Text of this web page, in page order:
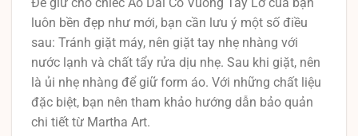
luôn bền đẹp như mới, bạn cần lưu ý một số điều
sau: Tránh giặt máy, nên giặt tay nhẹ nhàng với
nước lạnh và chất tẩy rửa dịu nhẹ. Sau khi giặt, nên
là ủi nhẹ nhàng để giữ form áo. Với những chất liệu
đặc biệt, bạn nên tham khảo hướng dẫn bảo quản
chi tiết từ Martha Art.